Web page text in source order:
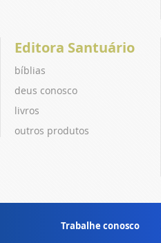
Editora Santuário
bíblias
deus conosco
livros
outros produtos
Trabalhe conosco